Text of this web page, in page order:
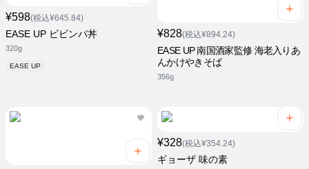
¥598(税込¥645.84)
EASE UP ビビンバ丼
320g
EASE UP
¥828(税込¥894.24)
EASE UP 南国酒家監修 海老入りあ
んかけやきそば
356g
¥328(税込¥354.24)
ギョーザ 味の素